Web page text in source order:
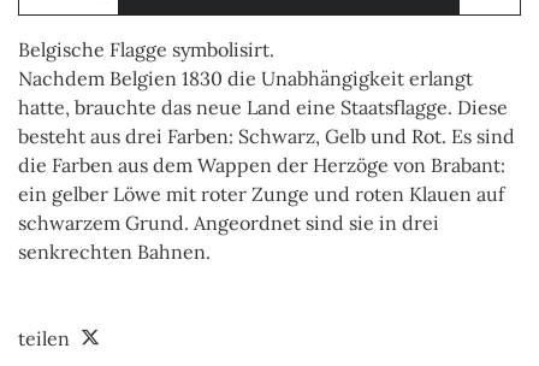
Belgische Flagge symbolisirt.
Nachdem Belgien 1830 die Unabhängigkeit erlangt
hatte, brauchte das neue Land eine Staatsflagge. Diese
besteht aus drei Farben: Schwarz, Gelb und Rot. Es sind
die Farben aus dem Wappen der Herzöge von Brabant:
ein gelber Löwe mit roter Zunge und roten Klauen auf
schwarzem Grund. Angeordnet sind sie in drei
senkrechten Bahnen.
teilen